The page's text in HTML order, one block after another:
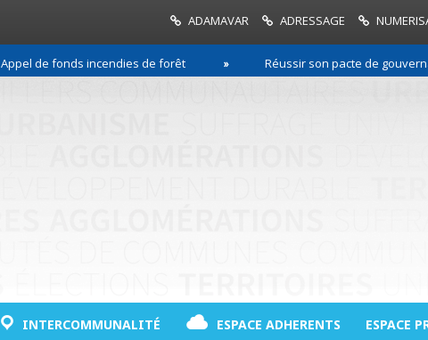
ADAMAVAR ADRESSAGE
fonds incendies de forêt Réussir son pacte de gouvernance :
INTERCOMMUNALITÉ ESPACE ADHERENTS ESPACE